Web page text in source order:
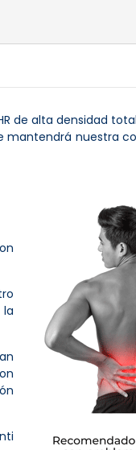
de alta densidad
nuestra
la